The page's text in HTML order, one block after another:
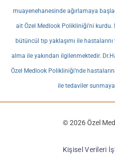
muayenehanesinde ağırlamaya
ait Özel Medlook Polikliniği’ni kurdu.
bütüncül tıp yaklaşımı ile
alma ile yakından ilgilenmektedir.
Özel Medlook Polikliniği’nde
ile tedaviler
© 2026 Özel
Kişisel Verileri